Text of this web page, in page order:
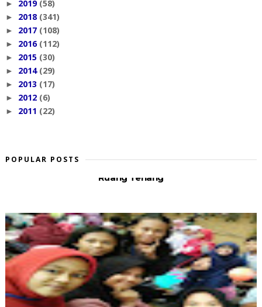
► 2019 (58)
► 2018 (341)
► 2017 (108)
► 2016 (112)
► 2015 (30)
► 2014 (29)
► 2013 (17)
► 2012 (6)
► 2011 (22)
POPULAR POSTS
Ruang Tenang